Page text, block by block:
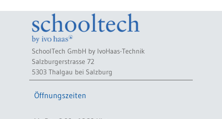
SchoolTech GmbH by IvoHaas-Technik
Salzburgerstrasse 72
5303 Thalgau bei Salzburg
Öffnungszeiten